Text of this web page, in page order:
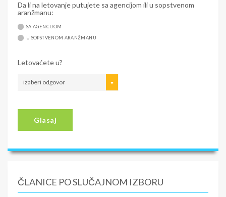
Da li na letovanje putujete sa agencijom ili u sopstvenom
aranžmanu:
SA AGENCIJOM
U SOPSTVENOM ARANŽMANU
Letovaćete u?
izaberi odgovor
Glasaj
ČLANICE PO SLUČAJNOM IZBORU